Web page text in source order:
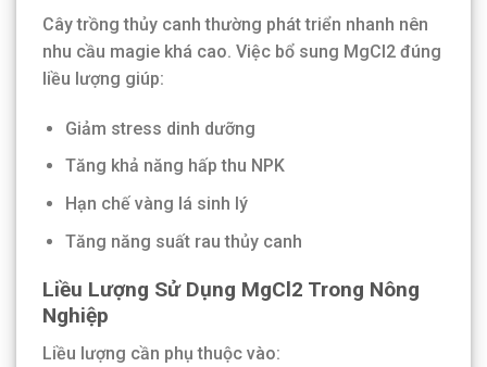
Cây trồng thủy canh thường phát triển nhanh nên
nhu cầu magie khá cao. Việc bổ sung MgCl2 đúng
liều lượng giúp:
Giảm stress dinh dưỡng
Tăng khả năng hấp thu NPK
Hạn chế vàng lá sinh lý
Tăng năng suất rau thủy canh
Liều Lượng Sử Dụng MgCl2 Trong Nông
Nghiệp
Liều lượng cần phụ thuộc vào: